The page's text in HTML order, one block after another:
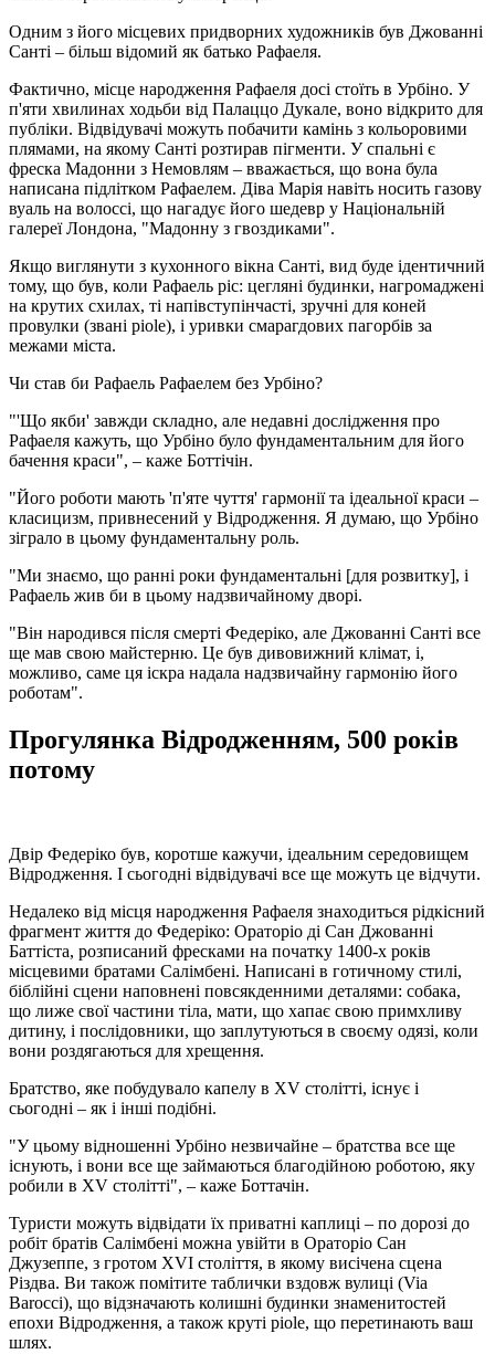
Одним з його місцевих придворних художників був Джованні
Санті – більш відомий як батько Рафаеля.
Фактично, місце народження Рафаеля досі стоїть в Урбіно. У
п'яти хвилинах ходьби від Палаццо Дукале, воно відкрито для
публіки. Відвідувачі можуть побачити камінь з кольоровими
плямами, на якому Санті розтирав пігменти. У спальні є
фреска Мадонни з Немовлям – вважається, що вона була
написана підлітком Рафаелем. Діва Марія навіть носить газову
вуаль на волоссі, що нагадує його шедевр у Національній
галереї Лондона, "Мадонну з гвоздиками".
Якщо виглянути з кухонного вікна Санті, вид буде ідентичний
тому, що був, коли Рафаель ріс: цегляні будинки, нагромаджені
на крутих схилах, ті напівступінчасті, зручні для коней
провулки (звані piole), і уривки смарагдових пагорбів за
межами міста.
Чи став би Рафаель Рафаелем без Урбіно?
"'Що якби' завжди складно, але недавні дослідження про
Рафаеля кажуть, що Урбіно було фундаментальним для його
бачення краси", – каже Боттічін.
"Його роботи мають 'п'яте чуття' гармонії та ідеальної краси –
класицизм, привнесений у Відродження. Я думаю, що Урбіно
зіграло в цьому фундаментальну роль.
"Ми знаємо, що ранні роки фундаментальні [для розвитку], і
Рафаель жив би в цьому надзвичайному дворі.
"Він народився після смерті Федеріко, але Джованні Санті все
ще мав свою майстерню. Це був дивовижний клімат, і,
можливо, саме ця іскра надала надзвичайну гармонію його
роботам".
Прогулянка Відродженням, 500 років
потому
Двір Федеріко був, коротше кажучи, ідеальним середовищем
Відродження. І сьогодні відвідувачі все ще можуть це відчути.
Недалеко від місця народження Рафаеля знаходиться рідкісний
фрагмент життя до Федеріко: Ораторіо ді Сан Джованні
Баттіста, розписаний фресками на початку 1400-х років
місцевими братами Салімбені. Написані в готичному стилі,
біблійні сцени наповнені повсякденними деталями: собака,
що лиже свої частини тіла, мати, що хапає свою примхливу
дитину, і послідовники, що заплутуються в своєму одязі, коли
вони роздягаються для хрещення.
Братство, яке побудувало капелу в XV столітті, існує і
сьогодні – як і інші подібні.
"У цьому відношенні Урбіно незвичайне – братства все ще
існують, і вони все ще займаються благодійною роботою, яку
робили в XV столітті", – каже Боттачін.
Туристи можуть відвідати їх приватні каплиці – по дорозі до
робіт братів Салімбені можна увійти в Ораторіо Сан
Джузеппе, з гротом XVI століття, в якому висічена сцена
Різдва. Ви також помітите таблички вздовж вулиці (Via
Barocci), що відзначають колишні будинки знаменитостей
епохи Відродження, а також круті piole, що перетинають ваш
шлях.